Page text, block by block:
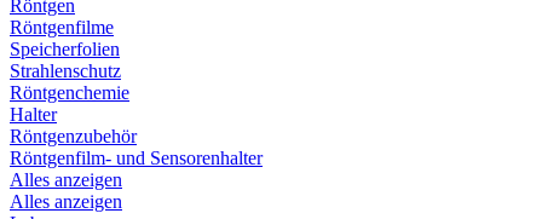
Röntgen
Röntgenfilme
Speicherfolien
Strahlenschutz
Röntgenchemie
Halter
Röntgenzubehör
Röntgenfilm- und Sensorenhalter
Alles anzeigen
Alles anzeigen